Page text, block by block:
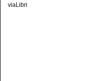
viaLibri